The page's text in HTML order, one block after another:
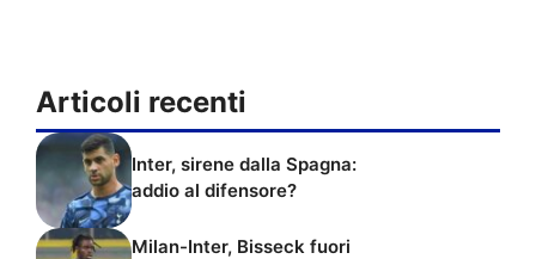
Articoli recenti
Inter, sirene dalla Spagna:
addio al difensore?
Milan-Inter, Bisseck fuori